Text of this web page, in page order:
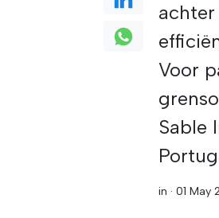
Voor
Sable
in ·01 May